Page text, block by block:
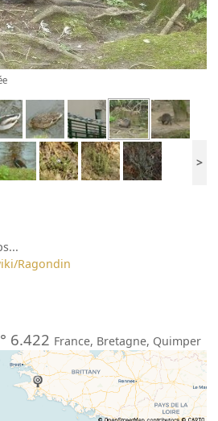
>
Ragondin
6.422 France, Bretagne, Quimper